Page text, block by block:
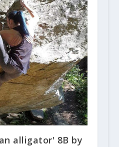
alligator' 8B by